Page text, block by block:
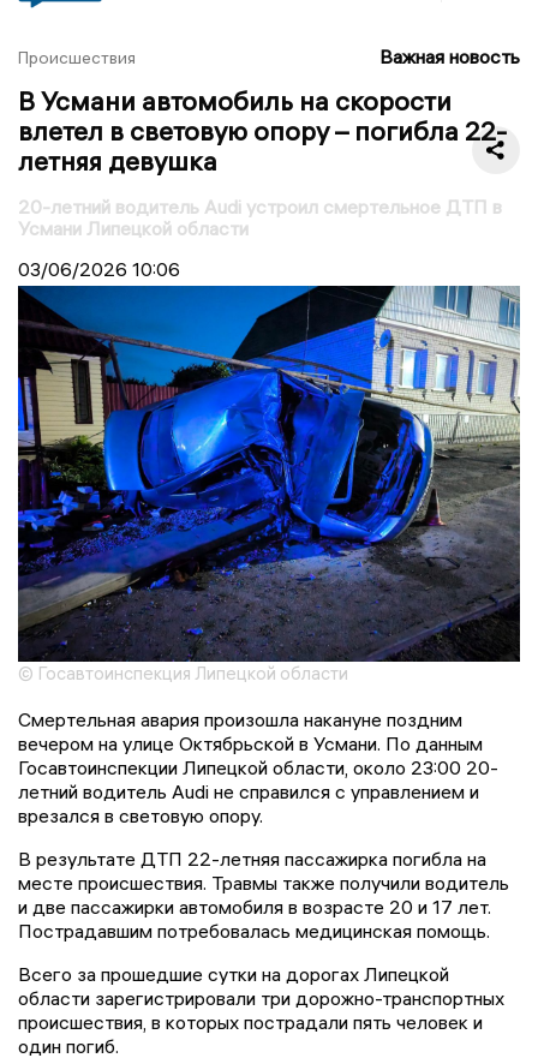
Происшествия Важная новость
В Усмани автомобиль на скорости
влетел в световую опору – погибла 22-
летняя девушка
20-летний водитель Audi устроил смертельное ДТП в
Усмани Липецкой области
03/06/2026 10:06
© Госавтоинспекция Липецкой области
Смертельная авария произошла накануне поздним
вечером на улице Октябрьской в Усмани. По данным
Госавтоинспекции Липецкой области, около 23:00 20-
летний водитель Audi не справился с управлением и
врезался в световую опору.
В результате ДТП 22-летняя пассажирка погибла на
месте происшествия. Травмы также получили водитель
и две пассажирки автомобиля в возрасте 20 и 17 лет.
Пострадавшим потребовалась медицинская помощь.
Всего за прошедшие сутки на дорогах Липецкой
области зарегистрировали три дорожно-транспортных
происшествия, в которых пострадали пять человек и
один погиб.